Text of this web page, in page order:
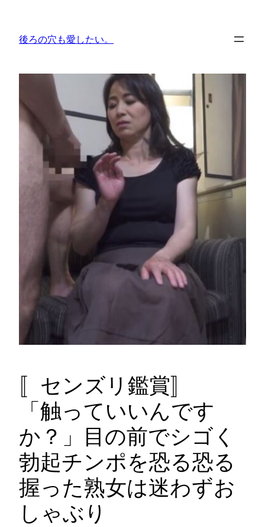
後ろの穴も愛したい。
〚センズリ鑑賞〛
「触っていいんです
か？」目の前でシゴく
勃起チンポを恐る恐る
握った熟女は迷わずお
しゃぶり